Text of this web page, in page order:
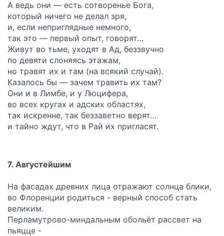
А ведь они — есть сотворенье Бога,
который ничего не делал зря,
и, если неприглядные немного,
так это — первый опыт, говорят…
Живут во тьме, уходят в Ад, беззвучно
по девяти слоняясь этажам,
но травят их и там (на всякий случай).
Казалось бы — зачем травить их там?
Они и в Лимбе, и у Люцифера,
во всех кругах и адских областях,
так искренне, так беззаветно верят…
и тайно ждут, что в Рай их пригласят.
7. Августейшим
На фасадах древних лица отражают солнца блики,
во Флоренции родиться - верный способ стать
великим.
Перламутрово-миндальным обольёт рассвет на
пьяцце -